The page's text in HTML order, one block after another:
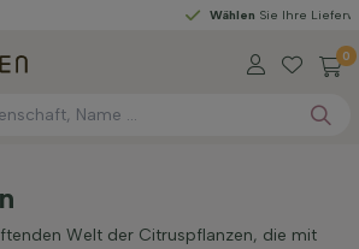
WählenSie Ihre Lieferwoche
0
Welt der Citruspflanzen, die mit